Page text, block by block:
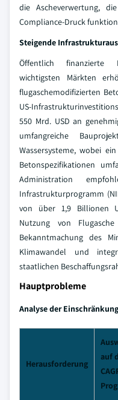
die Ascheverwertung,
Compliance-Druck
Steigende
Öffentlich finanzierte
wichtigsten Märkten
flugaschemodifizierten
US-
550 Mrd. USD an
umfangreiche
Wassersysteme, wobei
Betonspezifikationen
Administration
Infrastrukturprogramm
von über 1,9 Billionen
Nutzung von
Bekanntmachung des
Klimawandel und
staatlichen
Hauptprobleme
Analyse der
Herausforderung
auf